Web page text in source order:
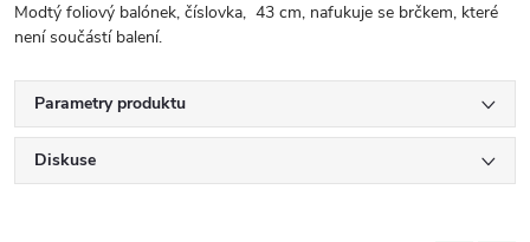
Modtý foliový balónek, číslovka, 43 cm, nafukuje se brčkem, které
není součástí balení.
Parametry produktu
Diskuse